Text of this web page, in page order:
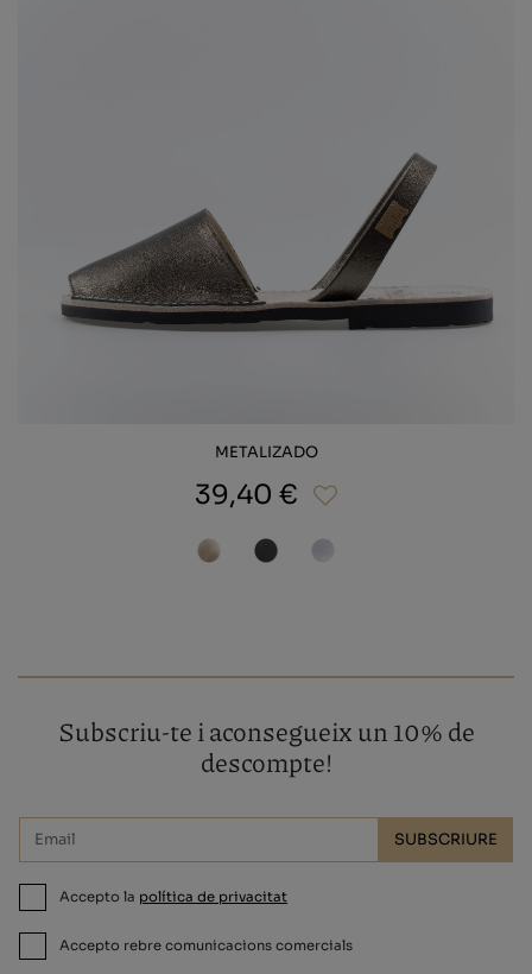
METALIZADO
39,40 €
Subscriu-te i aconsegueix un 10% de
descompte!
SUBSCRIURE
Accepto la política de privacitat
Accepto rebre comunicacions comercials